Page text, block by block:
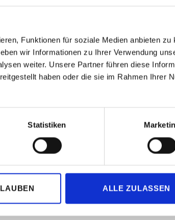
Funktionen für soziale Medien anbieten zu
wir Informationen zu Ihrer Verwendung
weiter. Unsere Partner führen diese
haben oder die sie im Rahmen Ihrer
Statistiken
ALLE ZULASSEN
Sie die
PC / Laptop und
einfach klasse!
3
4